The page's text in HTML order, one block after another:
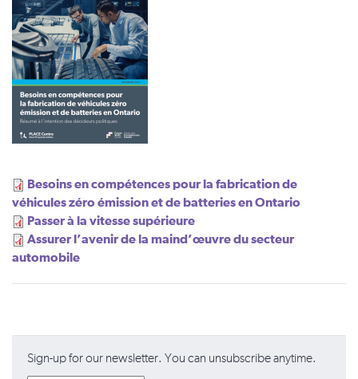
Besoins en compétences pour la fabrication de
véhicules zéro émission et de batteries en Ontario
Passer à la vitesse supérieure
Assurer l’avenir de la maind’œuvre du secteur
automobile
Sign-up for our newsletter. You can unsubscribe anytime.